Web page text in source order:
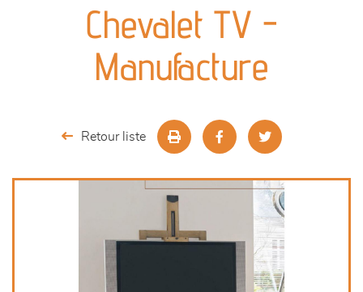
meubles de complément
Chevalet TV -
Manufacture
Retour liste